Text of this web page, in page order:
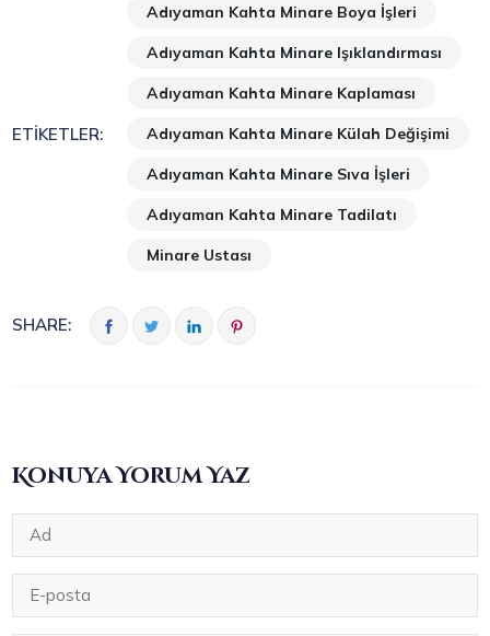
ETIKETLER:
Adıyaman Kahta Minare Boya İşleri
Adıyaman Kahta Minare Işıklandırması
Adıyaman Kahta Minare Kaplaması
Adıyaman Kahta Minare Külah Değişimi
Adıyaman Kahta Minare Sıva İşleri
Adıyaman Kahta Minare Tadilatı
Minare Ustası
SHARE:
Konuya Yorum Yaz